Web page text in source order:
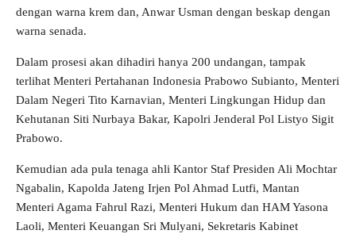
dengan warna krem dan, Anwar Usman dengan beskap dengan
warna senada.
Dalam prosesi akan dihadiri hanya 200 undangan, tampak
terlihat Menteri Pertahanan Indonesia Prabowo Subianto, Menteri
Dalam Negeri Tito Karnavian, Menteri Lingkungan Hidup dan
Kehutanan Siti Nurbaya Bakar, Kapolri Jenderal Pol Listyo Sigit
Prabowo.
Kemudian ada pula tenaga ahli Kantor Staf Presiden Ali Mochtar
Ngabalin, Kapolda Jateng Irjen Pol Ahmad Lutfi, Mantan
Menteri Agama Fahrul Razi, Menteri Hukum dan HAM Yasona
Laoli, Menteri Keuangan Sri Mulyani, Sekretaris Kabinet